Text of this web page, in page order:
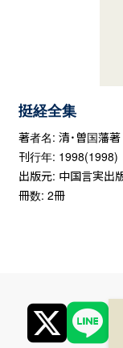
挺経全集
著者名: 清・曽国藩
刊行年: 1998(1998)
出版元: 中国言実出
冊数: 2冊